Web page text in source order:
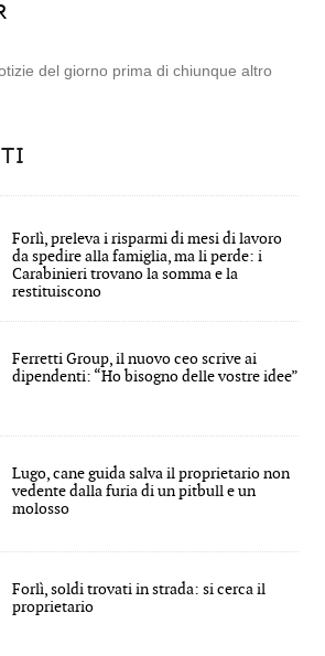
del giorno prima di chiunque altro
Forlì, preleva i risparmi di mesi di lavoro
da spedire alla famiglia, ma li perde: i
Carabinieri trovano la somma e la
restituiscono
Ferretti Group, il nuovo ceo scrive ai
dipendenti: “Ho bisogno delle vostre idee”
Lugo, cane guida salva il proprietario non
vedente dalla furia di un pitbull e un
molosso
Forlì, soldi trovati in strada: si cerca il
proprietario